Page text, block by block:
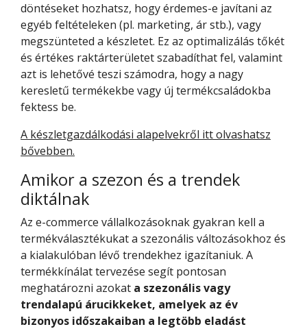
döntéseket hozhatsz, hogy érdemes-e javítani az
egyéb feltételeken (pl. marketing, ár stb.), vagy
megszünteted a készletet. Ez az optimalizálás tőkét
és értékes raktárterületet szabadíthat fel, valamint
azt is lehetővé teszi számodra, hogy a nagy
keresletű termékekbe vagy új termékcsaládokba
fektess be.
A készletgazdálkodási alapelvekről itt olvashatsz
bővebben.
Amikor a szezon és a trendek
diktálnak
Az e-commerce vállalkozásoknak gyakran kell a
termékválasztékukat a szezonális változásokhoz és
a kialakulóban lévő trendekhez igazítaniuk. A
termékkínálat tervezése segít pontosan
meghatározni azokat a szezonális vagy
trendalapú árucikkeket, amelyek az év
bizonyos időszakaiban a legtöbb eladást